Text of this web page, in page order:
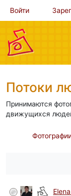
Войти
Потоки
Принимаются
движущихся
Elena